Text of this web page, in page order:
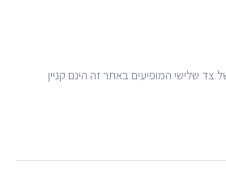
צד שלישי המופיעים באתר זה הינם קניין